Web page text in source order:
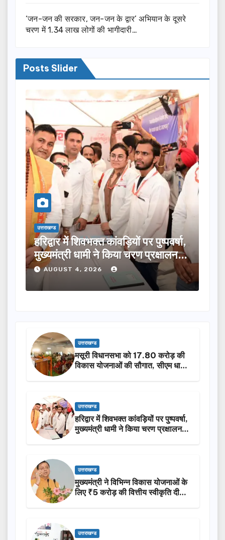
‘जन-जन की सरकार, जन-जन के द्वार’ अभियान के दूसरे
चरण में 1.34 लाख लोगों की भागीदारी…
Posts Slider
कांवड़ियों पर पुष्पवर्षा,
ने किया चरण प्रक्षालन…
मुख्यमंत्री ने विभिन्न
लिए ₹5 करोड़ की वित्तीय
AUGUST 4, 2026
उत्तराखण्ड
मसूरी विधानसभा को 17.80 करोड़ की
विकास योजनाओं की सौगात, सीएम धामी
उत्तराखण्ड
हरिद्वार में शिवभक्त कांवड़ियों पर पुष्पवर्षा,
मुख्यमंत्री धामी ने किया चरण प्रक्षालन…
उत्तराखण्ड
मुख्यमंत्री ने विभिन्न विकास योजनाओं के
लिए ₹5 करोड़ की वित्तीय स्वीकृति दी…
उत्तराखण्ड